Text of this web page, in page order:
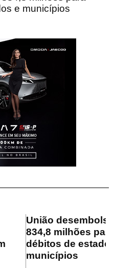
e municípios
União
834,8 milhões
débitos de
municípios